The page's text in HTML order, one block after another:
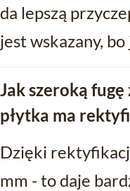
da lepszą
jest wskazany,
Jak szeroką
płytka ma
Dzięki
mm - to daje